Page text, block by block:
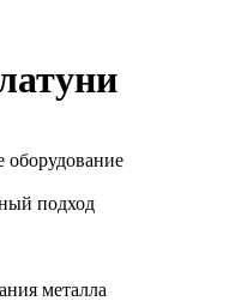
оборудование
подход
металла